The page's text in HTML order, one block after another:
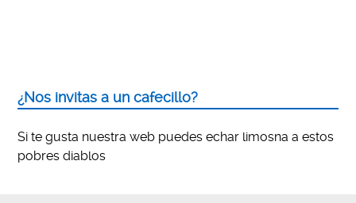
¿Nos invitas a un cafecillo?
Si te gusta nuestra web puedes echar limosna a estos
pobres diablos